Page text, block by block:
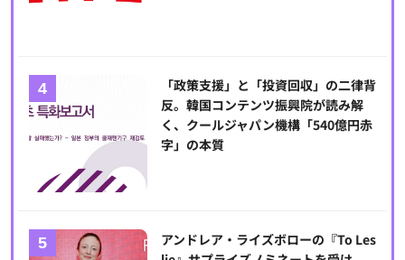
「政策支援」と「投資回収」の二律背
反。韓国コンテンツ振興院が読み解
く、クールジャパン機構「540億円赤
字」の本質
アンドレア・ライズボローの『To Les